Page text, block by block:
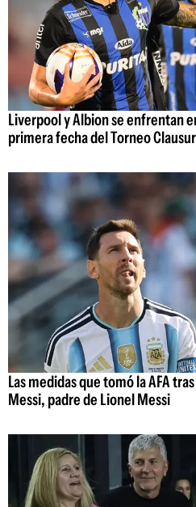
Liverpool y Albion se enfrentan
primera fecha del Torneo
Las medidas que tomó la AFA
Messi, padre de Lionel Messi